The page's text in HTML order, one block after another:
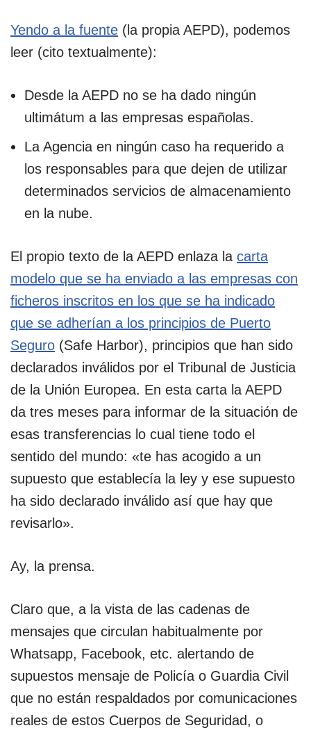
Yendo a la fuente (la propia AEPD), podemos
leer (cito textualmente):
Desde la AEPD no se ha dado ningún
ultimátum a las empresas españolas.
La Agencia en ningún caso ha requerido a
los responsables para que dejen de utilizar
determinados servicios de almacenamiento
en la nube.
El propio texto de la AEPD enlaza la carta
modelo que se ha enviado a las empresas con
ficheros inscritos en los que se ha indicado
que se adherían a los principios de Puerto
Seguro (Safe Harbor), principios que han sido
declarados inválidos por el Tribunal de Justicia
de la Unión Europea. En esta carta la AEPD
da tres meses para informar de la situación de
esas transferencias lo cual tiene todo el
sentido del mundo: «te has acogido a un
supuesto que establecía la ley y ese supuesto
ha sido declarado inválido así que hay que
revisarlo».
Ay, la prensa.
Claro que, a la vista de las cadenas de
mensajes que circulan habitualmente por
Whatsapp, Facebook, etc. alertando de
supuestos mensaje de Policía o Guardia Civil
que no están respaldados por comunicaciones
reales de estos Cuerpos de Seguridad, o